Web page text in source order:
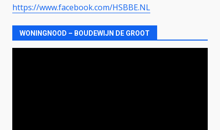
https://www.facebook.com/HSBBE.NL
WONINGNOOD – BOUDEWIJN DE GROOT